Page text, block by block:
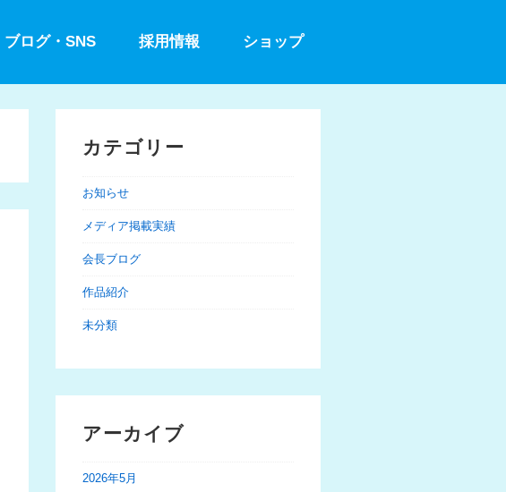
ブログ・SNS 採用情報 ショップ
カテゴリー
お知らせ
メディア掲載実績
会長ブログ
作品紹介
未分類
アーカイブ
2026年5月